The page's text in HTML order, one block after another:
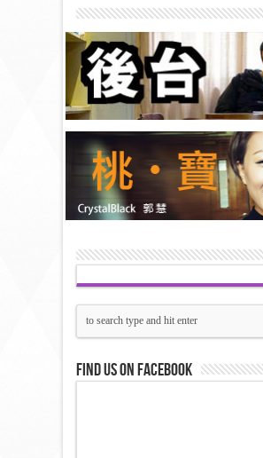
Find us on Facebook